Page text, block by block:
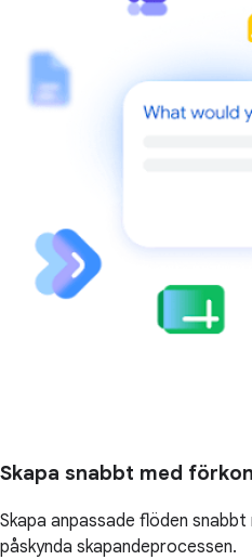
Skapa snabbt med
Skapa anpassade flöden
påskynda skapandeprocessen.